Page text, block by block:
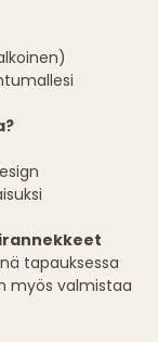
tapauksessa
myös valmistaa